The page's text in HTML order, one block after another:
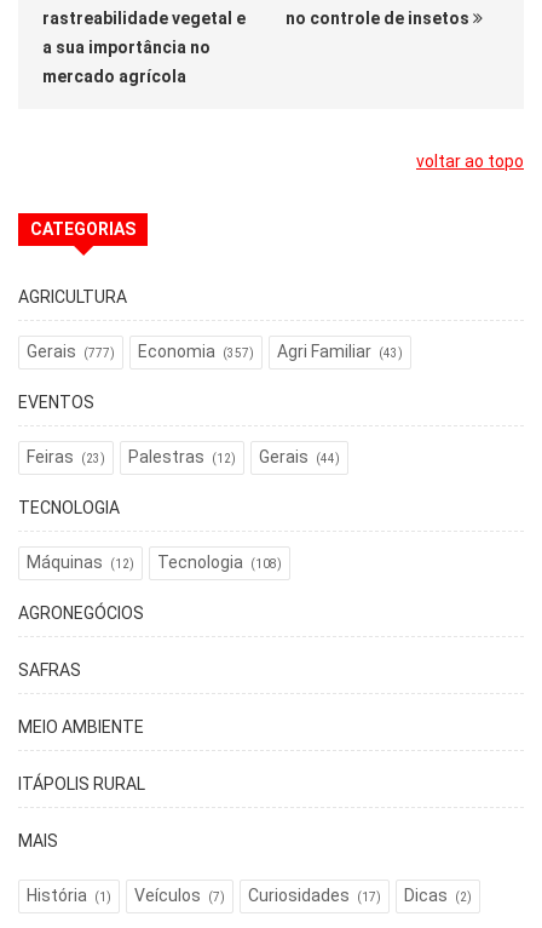
rastreabilidade vegetal e
a sua importância no
mercado agrícola
no controle de insetos
voltar ao topo
CATEGORIAS
AGRICULTURA
Gerais (777) Economia (357) Agri Familiar (43)
EVENTOS
Feiras (23) Palestras (12) Gerais (44)
TECNOLOGIA
Máquinas (12) Tecnologia (108)
AGRONEGÓCIOS
SAFRAS
MEIO AMBIENTE
ITÁPOLIS RURAL
MAIS
História (1) Veículos (7) Curiosidades (17) Dicas (2)